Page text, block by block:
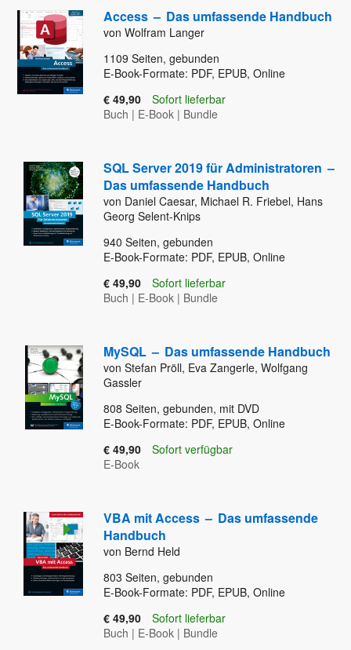
Access – Das umfassende Handbuch
von Wolfram Langer
1109 Seiten, gebunden
E-Book-Formate: PDF, EPUB, Online
€ 49,90
Sofort lieferbar
Buch | E-Book | Bundle
SQL Server 2019 für Administratoren –
Das umfassende Handbuch
von Daniel Caesar, Michael R. Friebel, Hans
Georg Selent-Knips
940 Seiten, gebunden
E-Book-Formate: PDF, EPUB, Online
€ 49,90
Sofort lieferbar
Buch | E-Book | Bundle
MySQL – Das umfassende Handbuch
von Stefan Pröll, Eva Zangerle, Wolfgang
Gassler
808 Seiten, gebunden, mit DVD
E-Book-Formate: PDF, EPUB, Online
€ 49,90
Sofort verfügbar
E-Book
VBA mit Access – Das umfassende
Handbuch
von Bernd Held
803 Seiten, gebunden
E-Book-Formate: PDF, EPUB, Online
€ 49,90
Sofort lieferbar
Buch | E-Book | Bundle